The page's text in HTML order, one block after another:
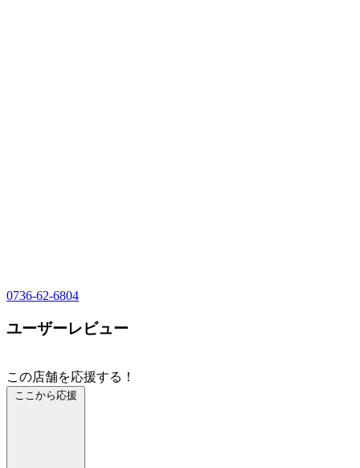
0736-62-6804
ユーザーレビュー
この店舗を応援する！
ここから応援